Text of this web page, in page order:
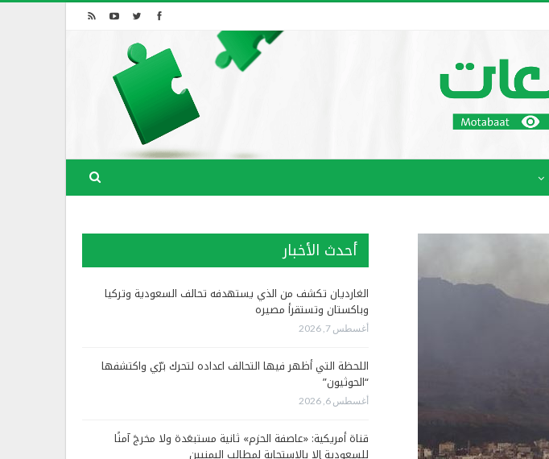
أحدث الأخبار
الغارديان تكشف من الذي يستهدفه تحالف السعودية وتركيا
وباكستان وتستقرأ مصيره
أغسطس 7, 2026
اللحظة التي أظهر فيها التحالف اعداده لتحرك برّي واكتشفها
“الحوثيون”
أغسطس 6, 2026
قناة أمريكية: «عاصفة الحزم» ثانية مستبعَدة ولا مخرجَ آمنًا
للسعودية إلا بالاستجابة لمطالب اليمنيين